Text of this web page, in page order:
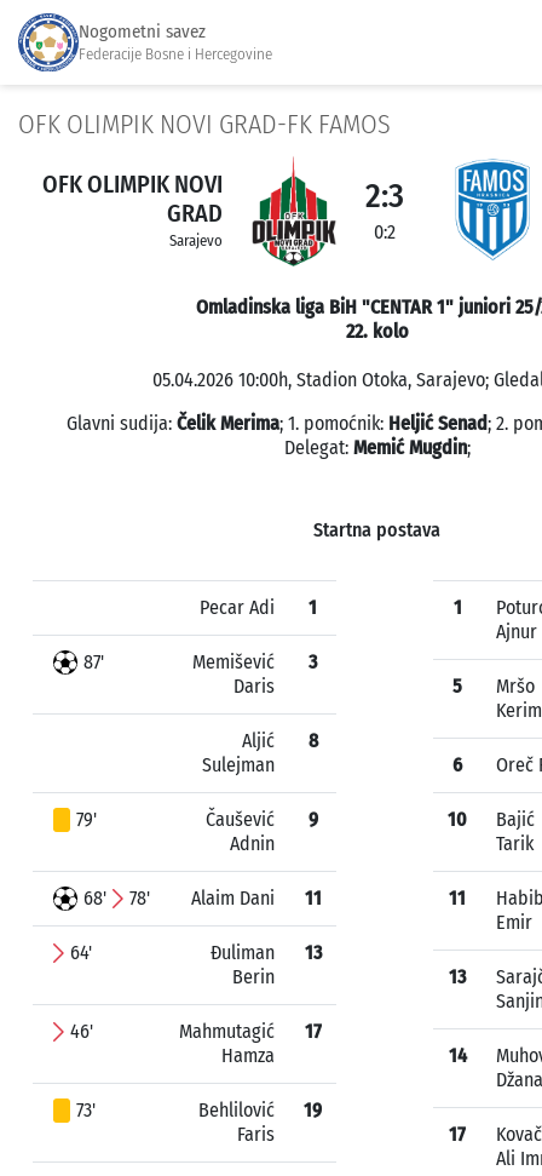
Nogometni savez
Federacije Bosne i Hercegovine
OFK OLIMPIK NOVI GRAD-FK FAMOS
OFK OLIMPIK NOVI
GRAD
Sarajevo
2:3
0:2
Omladinska liga BiH "CENTAR 1" juniori
22. kolo
05.04.2026 10:00h, Stadion Otoka, Sarajevo;
Glavni sudija: Čelik Merima; 1. pomoćnik: Heljić Senad; 2.
Delegat: Memić Mugdin;
Startna postava
Pecar Adi 1
87'
Memišević
Daris
3
Aljić
Sulejman
8
79'
Čaušević
Adnin
9
68' 78' Alaim Dani 11
64'
Đuliman
Berin
13
46'
Mahmutagić
Hamza
17
73'
Behlilović
Faris
19
1
Ajnur
5
Mršo
Kerim
6 Oreč
10
Bajić
Tarik
11
Emir
13
14
17
Ali